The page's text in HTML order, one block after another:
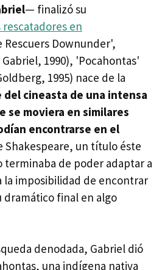
— finalizó su
rescatadores en
Rescuers Downunder',
1990), 'Pocahontas'
1995) nace de la
cineasta de una intensa
se moviera en similares
encontrarse en el
Shakespeare, un título éste
terminaba de poder adaptar a
la imposibilidad de encontrar
dramático final en algo
denodada, Gabriel dió
una indígena nativa